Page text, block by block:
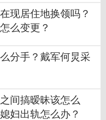
现居住地换领吗？
么变更？
分手？戴军何炅采
间搞暧昧该怎么
妇出轨怎么办？